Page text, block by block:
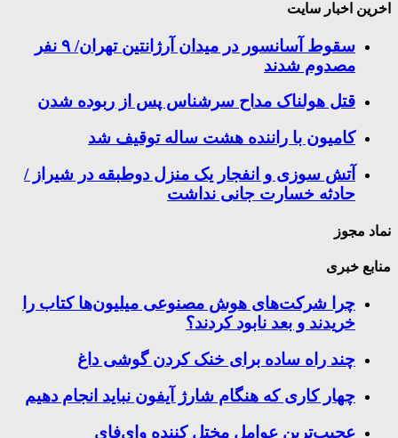
اخرین اخبار سایت
سقوط آسانسور در میدان آرژانتین تهران/ ۹ نفر
مصدوم شدند
قتل هولناک مداح سرشناس پس از ربوده شدن
کامیون با راننده هشت ساله توقیف شد
آتش سوزی و انفجار یک منزل دوطبقه در شیراز /
حادثه خسارت جانی نداشت
نماد مجوز
منابع خبری
چرا شرکت‌های هوش مصنوعی میلیون‌ها کتاب را
خریدند و بعد نابود کردند؟
چند راه‌ ساده برای خنک کردن گوشی داغ
چهار کاری که هنگام شارژ آیفون نباید انجام دهیم
عجیب‌ترین عوامل مختل کننده وای‌فای